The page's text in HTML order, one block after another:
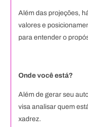
Além das projeções,
valores e
para entender o
Onde você está?
Além de gerar seu
visa analisar quem
xadrez.